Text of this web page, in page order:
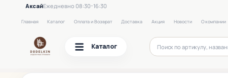
АксайЕжедневно 08:30-16:30
Главная Каталог Оплата и Возврат Доставка Акция Новости О компании
Каталог